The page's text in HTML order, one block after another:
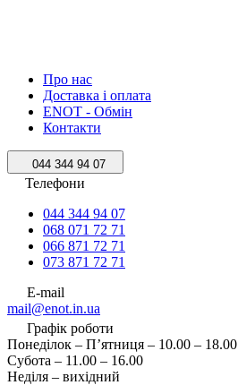
Про нас
Доставка і оплата
ENOT - Обмін
Контакти
044 344 94 07
Телефони
044 344 94 07
068 071 72 71
066 871 72 71
073 871 72 71
E-mail
mail@enot.in.ua
Графік роботи
Понеділок – П’ятниця – 10.00 – 18.00
Субота – 11.00 – 16.00
Неділя – вихідний